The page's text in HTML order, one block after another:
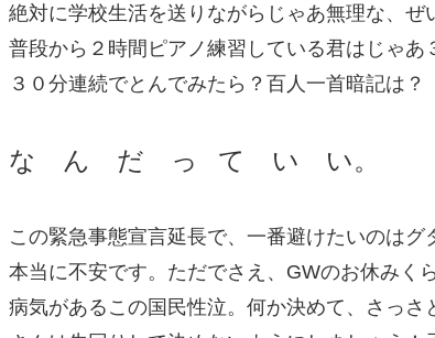
絶対に学校生活を送りながらじゃあ無理な、ぜ
普段から２時間ピアノ練習している君はじゃ
３０分連続でとんでみたら？百人一首暗記は？
な ん だ っ て い い。
この緊急事態宣言延長で、一番避けたいのは
本当に不安です。ただでさえ、GWのお休みく
病気があるこの国民性泣。何か決めて、さっさ